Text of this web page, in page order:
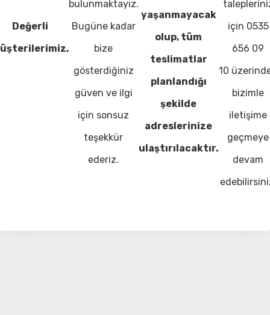
Değerli
bulunmaktayız.
Bugüne kadar
bize
gösterdiğiniz
güven ve ilgi
için sonsuz
teşekkür
ederiz.
yaşanmayacak
olup, tüm
teslimatlar
planlandığı
şekilde
adreslerinize
ulaştırılacaktır.
için 0535
656 09
10
bizimle
iletişime
geçmeye
devam